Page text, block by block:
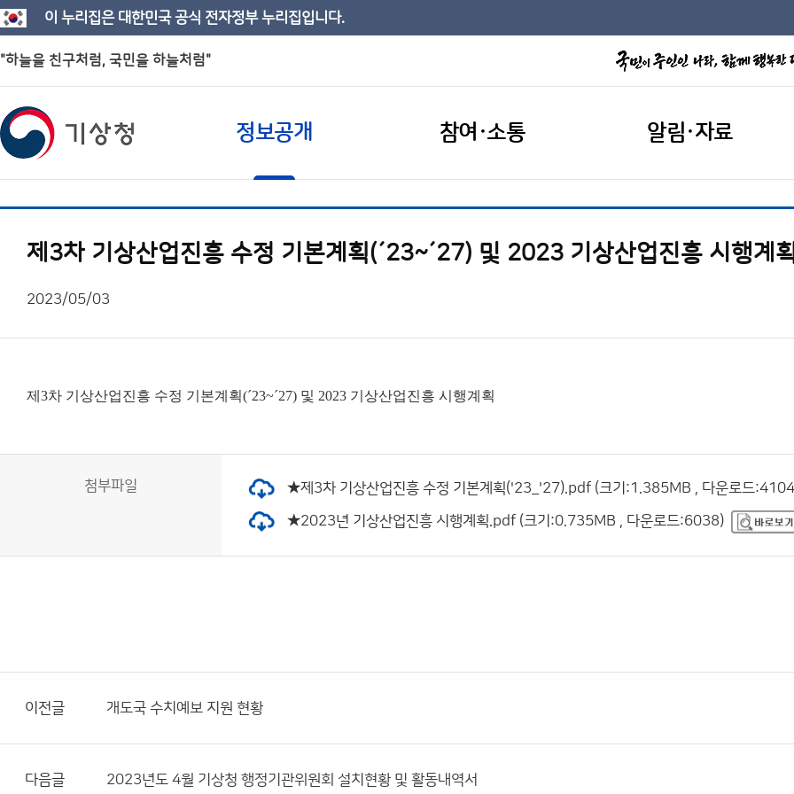
이 누리집은 대한민국 공식 전자정부 누리집입니다.
"하늘을 친구처럼, 국민을 하늘처럼"
정보공개 참여·소통 알림·자료
제3차 기상산업진흥 수정 기본계획(´23~´27) 및 2023 기상산업진흥 시행계
2023/05/03
제3차 기상산업진흥 수정 기본계획(´23~´27) 및 2023 기상산업진흥 시행계획
첨부파일 ★제3차 기상산업진흥 수정 기본계획('23_'27).pdf (크기:1.385MB , 다운로드
★2023년 기상산업진흥 시행계획.pdf (크기:0.735MB , 다운로드:6038)
이전글 개도국 수치예보 지원 현황
다음글 2023년도 4월 기상청 행정기관위원회 설치현황 및 활동내역서